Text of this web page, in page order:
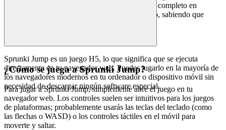
integridad significa que puedes concentrarte por completo en
perfeccionar tus habilidades y disfrutar del juego, sabiendo que
Sprunki Jump es un juego H5, lo que significa que se ejecuta
directamente en tu navegador web. Puedes jugarlo en la mayoría de
los navegadores modernos en tu ordenador o dispositivo móvil sin
necesidad de descargar ningún software especial.
¿Cómo se juega a Sprunki Jump?
Para jugar a Sprunki Jump, simplemente abre el juego en tu
navegador web. Los controles suelen ser intuitivos para los juegos
de plataformas; probablemente usarás las teclas del teclado (como
las flechas o WASD) o los controles táctiles en el móvil para
moverte y saltar.